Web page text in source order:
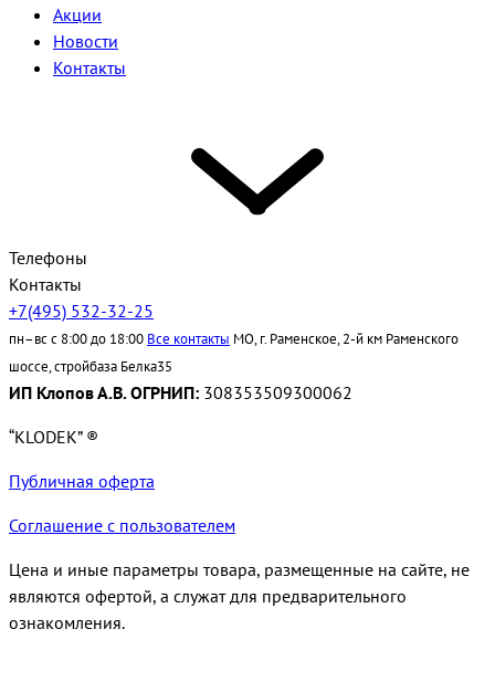
Акции
Новости
Контакты
Телефоны
Контакты
+7(495) 532-32-25
пн–вс с 8:00 до 18:00 Все контакты МО, г. Раменское, 2-й км Раменского
шоссе, стройбаза Белка35
ИП Клопов А.В. ОГРНИП: 308353509300062
“KLODEK” ®
Публичная оферта
Соглашение с пользователем
Цена и иные параметры товара, размещенные на сайте, не
являются офертой, а служат для предварительного
ознакомления.